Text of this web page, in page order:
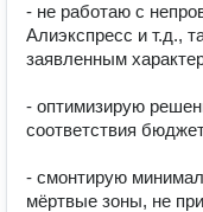
- не работаю с
Алиэкспресс и т.д.,
заявленным
- оптимизирую
соответствия
- смонтирую
мёртвые зоны, не